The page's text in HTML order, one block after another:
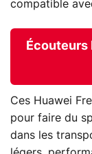
compatible
Écouteurs
Ces Huawei
pour faire du
dans les